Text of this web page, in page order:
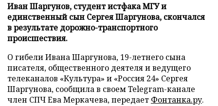
Иван Шаргунов, студент истфака МГУ и
единственный сын Сергея Шаргунова, скончался
в результате дорожно-транспортного
происшествия.
О гибели Ивана Шаргунова, 19-летнего сына
писателя, общественного деятеля и ведущего
телеканалов «Культура» и «Россия 24» Сергея
Шаргунова, сообщила в своем Telegram-канале
член СПЧ Ева Меркачева, передает Фонтанка.ру.